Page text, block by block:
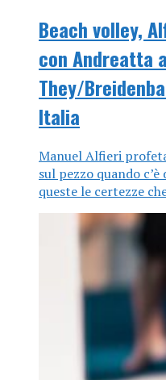
Beach volley,
con Andreatta
They/
Italia
Manuel Alfieri
sul pezzo quando
queste le certezze